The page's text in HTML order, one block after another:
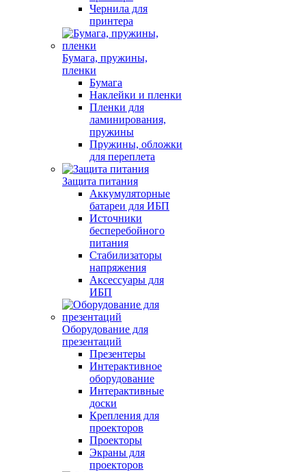
Чернила для
принтера
Бумага, пружины,
пленки
Бумага
Наклейки и пленки
Пленки для
ламинирования,
пружины
Пружины, обложки
для переплета
Защита питания
Аккумуляторные
батареи для ИБП
Источники
бесперебойного
питания
Стабилизаторы
напряжения
Аксессуары для
ИБП
Оборудование для
презентаций
Презентеры
Интерактивное
оборудование
Интерактивные
доски
Крепления для
проекторов
Проекторы
Экраны для
проекторов